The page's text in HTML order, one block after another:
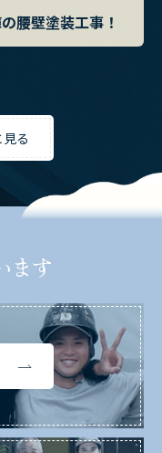
腰壁塗装工事！
る
ます